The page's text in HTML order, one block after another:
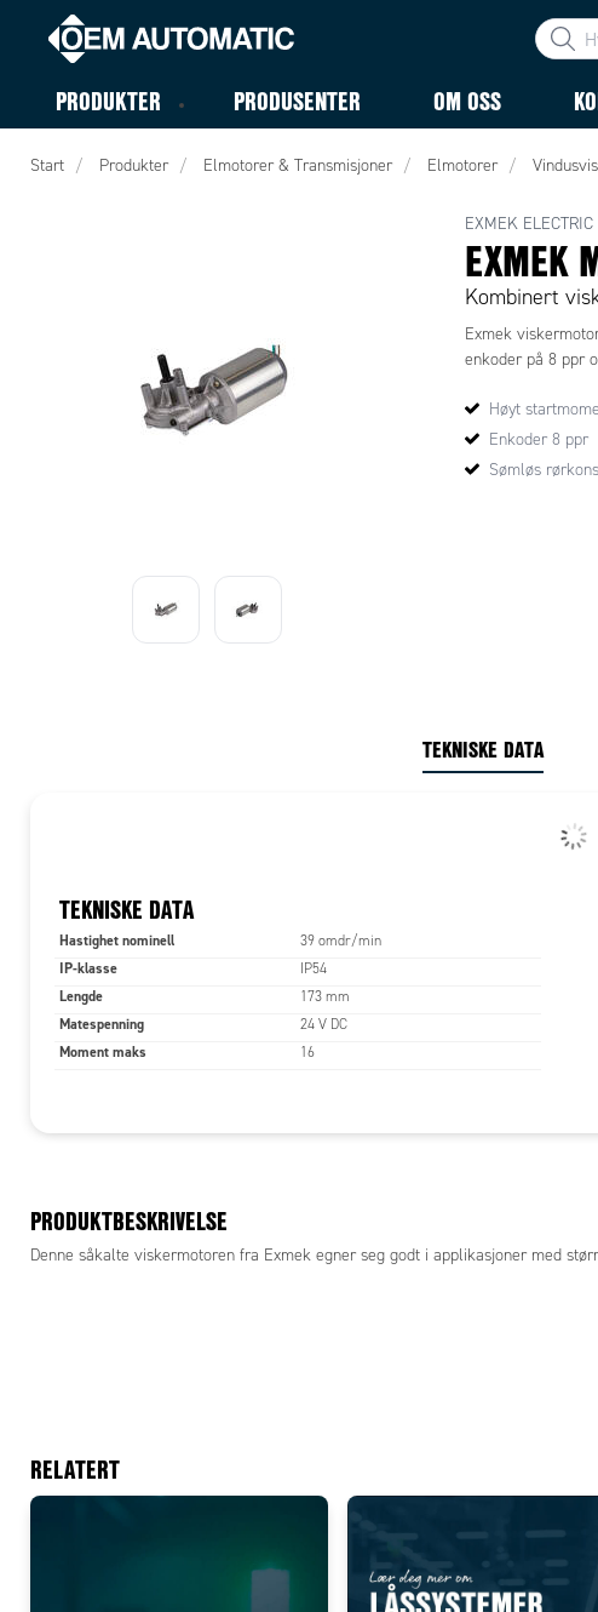
PRODUKTER PRODUSENTER OM OSS
Start Produkter Elmotorer & Transmisjoner Elmotorer
EXMEK ELECTRIC
EXMEK
Kombinert
Exmek
enkoder på 8 ppr
Høyt
Enkoder 8 ppr
Sømløs
TEKNISKE DATA
TEKNISKE DATA
Hastighet nominell 39 omdr/min
IP-klasse IP54
Lengde 173 mm
Matespenning 24 V DC
Moment maks 16
PRODUKTBESKRIVELSE
Denne såkalte viskermotoren fra Exmek egner seg godt i applikasjoner med
RELATERT